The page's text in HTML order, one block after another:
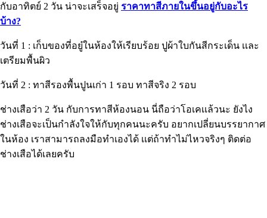
กับอาทิตย์ 2 วัน น่าจะเสร็จอยู่ ราคาทาสีภายในขึ้นอยู่กับอะไร
บ้าง?
วันที่ 1 : เก็บของที่อยู๋ในห้องให้เรียบร้อย ปูผ้าใบกันสีกระเด็น เเละ
เตรียมพื้นผิว
วันที่ 2 : ทาสีรองพื้นปูนเก่า 1 รอบ ทาสีจริง 2 รอบ
ช่างเสือว่า 2 วัน กับการทาสีห้องนอน นี่ถือว่าโอเคเเล้วนะ ยังไง
ช่างเสือจะเป็นกำลังใจให้กับทุกคนนะครับ อยากเปลี่ยนบรรยากาศ
ในห้อง เราสามารถลงมือทำเองได้ เเต่ถ้าทำไม่ไหวจริงๆ ติดต่อ
ช่างเสือได้เลยครับ